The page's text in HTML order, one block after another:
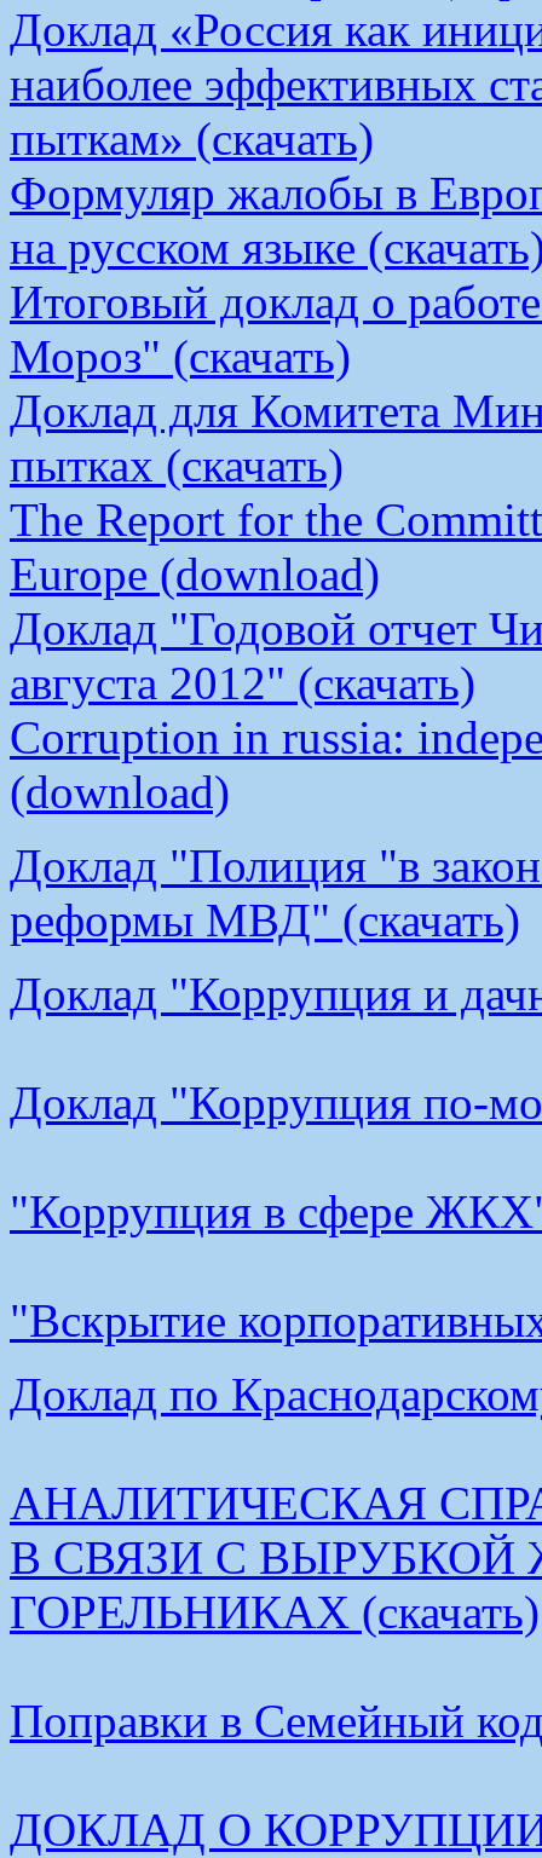
Доклад «Россия как
наиболее эффективных
пыткам» (скачать)
Формуляр жалобы в
на русском языке
Итоговый доклад о
Мороз" (скачать)
Доклад для Комитета
пытках (скачать)
The Report for the
Europe (download)
Доклад "Годовой отчет
августа 2012" (скачать)
Corruption in russia:
(download)
Доклад "Полиция "в
реформы МВД" (скачать)
Доклад "Коррупция и
Доклад "Коррупция по-
"Коррупция в сфере ЖКХ"
"Вскрытие
Доклад по
АНАЛИТИЧЕСКАЯ
В СВЯЗИ С
ГОРЕЛЬНИКАХ (скачать)
Поправки в Семейный
ДОКЛАД О КОРРУПЦИИ